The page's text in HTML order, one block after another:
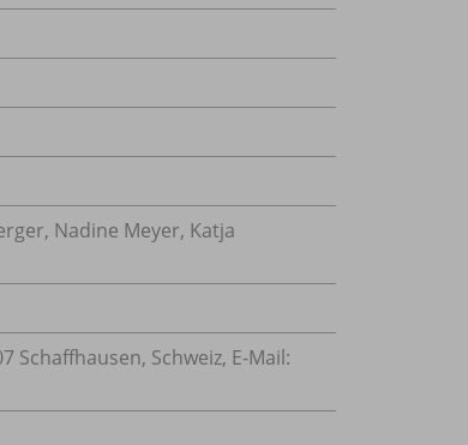
Nadine Meyer, Katja
Schaffhausen, Schweiz, E-Mail: